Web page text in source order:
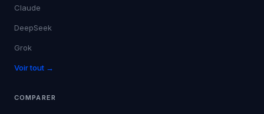
Claude
DeepSeek
Grok
Voir tout →
COMPARER